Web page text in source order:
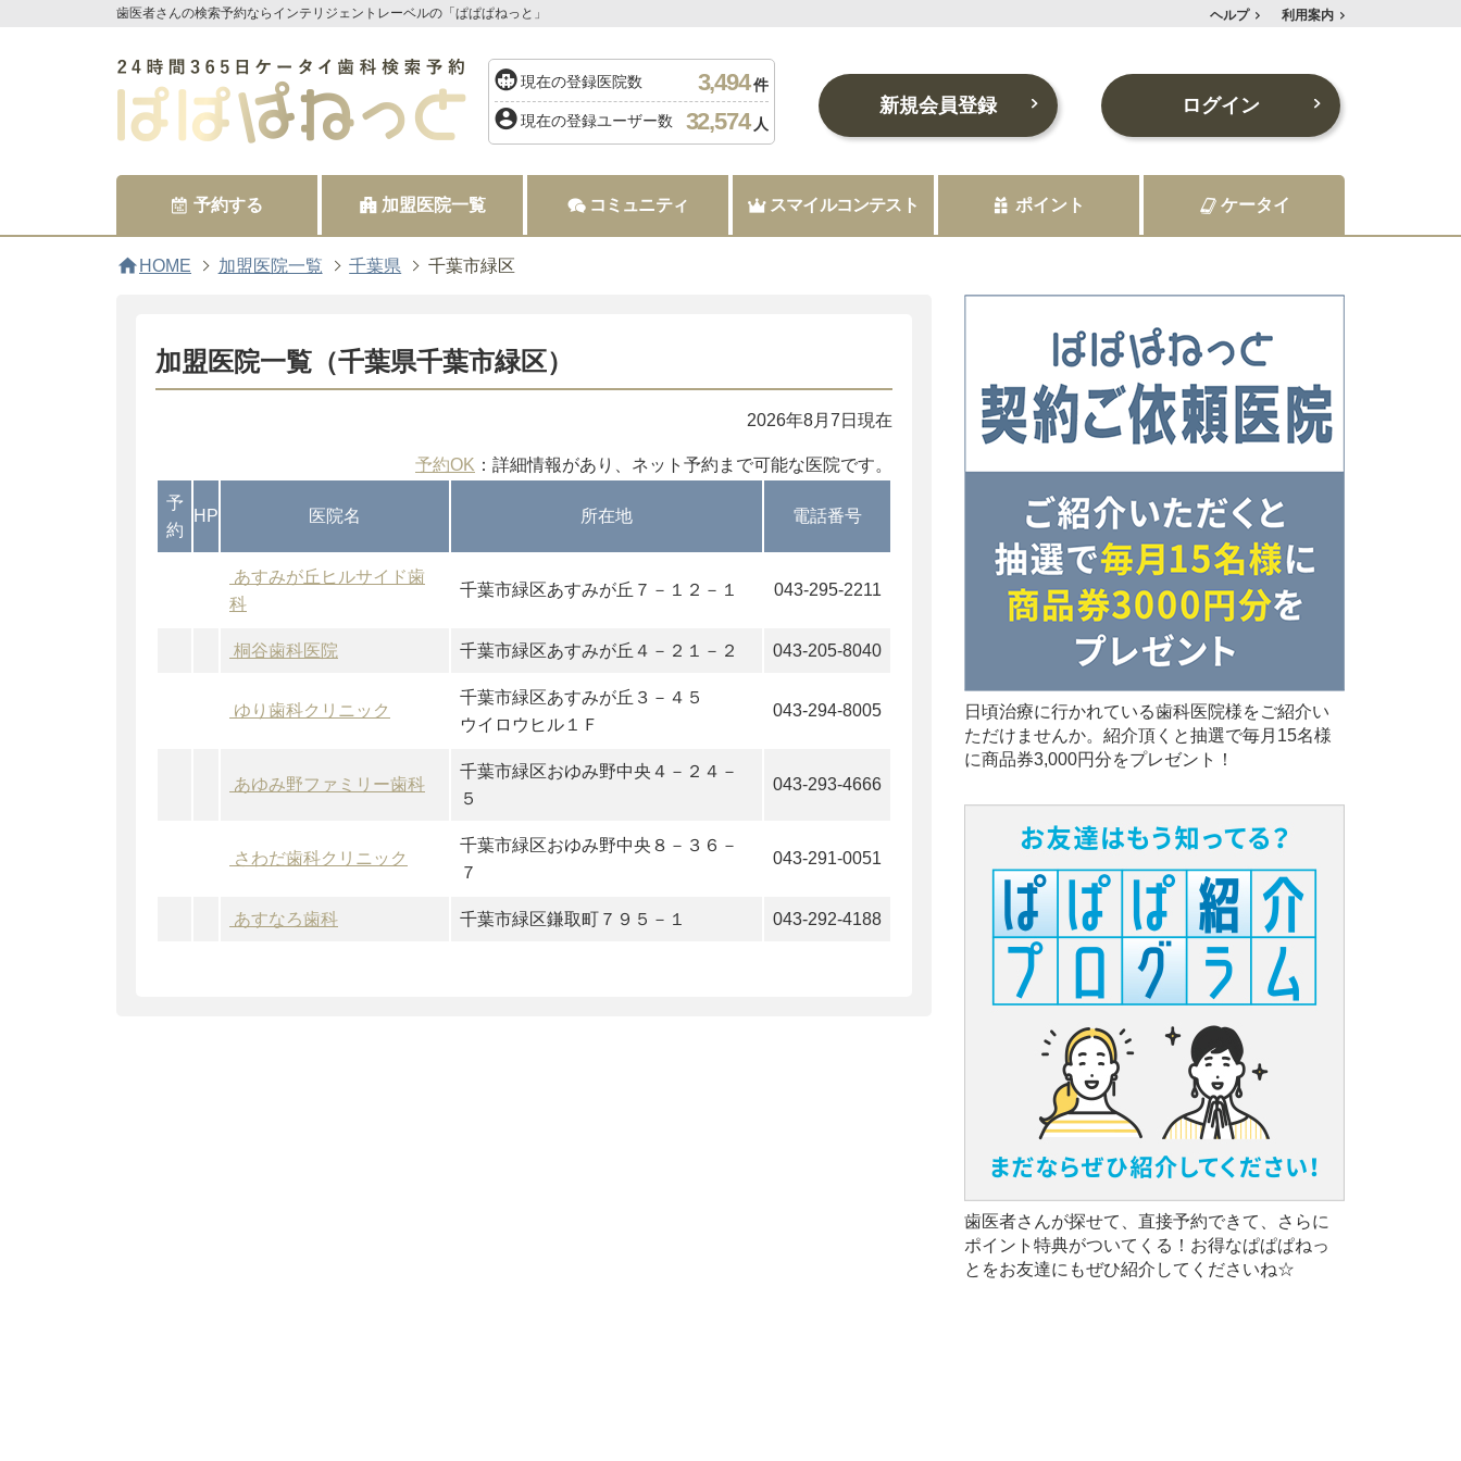
歯医者さんの検索予約ならインテリジェントレーベルの「ぱぱぱねっと」 ヘルプ 利用案内
現在の登録医院数 3,494件
現在の登録ユーザー数 32,574 人
新規会員登録 ログイン
予約する 加盟医院一覧 コミュニティ スマイルコンテスト ポイント ケータイ
home HOME 加盟医院一覧 千葉県 千葉市緑区
加盟医院一覧（千葉県千葉市緑区）
2026年8月7日現在
予約OK ：詳細情報があり、ネット予約まで可能な医院です。
予
約
HP 医院名 所在地 電話番号
あすみが丘ヒルサイド歯
科
千葉市緑区あすみが丘７－１２－１ 043-295-2211
桐谷歯科医院 千葉市緑区あすみが丘４－２１－２ 043-205-8040
ゆり歯科クリニック
千葉市緑区あすみが丘３－４５
ウイロウヒル１Ｆ
043-294-8005
あゆみ野ファミリー歯科
千葉市緑区おゆみ野中央４－２４－
５
043-293-4666
さわだ歯科クリニック
千葉市緑区おゆみ野中央８－３６－
７
043-291-0051
あすなろ歯科 千葉市緑区鎌取町７９５－１ 043-292-4188
日頃治療に行かれている歯科医院様をご紹介い
ただけませんか。紹介頂くと抽選で毎月15名様
に商品券3,000円分をプレゼント！
歯医者さんが探せて、直接予約できて、さらに
ポイント特典がついてくる！お得なぱぱぱねっ
とをお友達にもぜひ紹介してくださいね☆